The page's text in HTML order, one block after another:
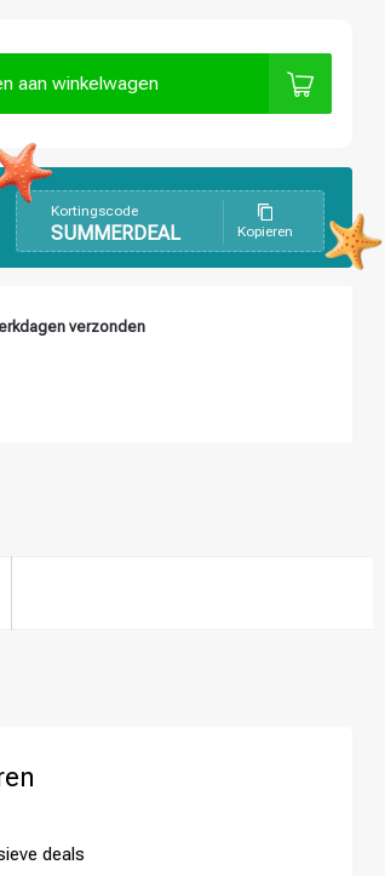
aan winkelwagen
Kortingscode
SUMMERDEAL Kopieren
verzonden
deals